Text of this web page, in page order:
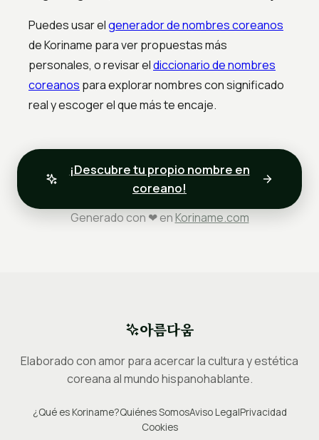
Puedes usar elgenerador de nombres coreanos
de Koriname para ver propuestas más
personales, o revisar eldiccionario de nombres
coreanos para explorar nombres con significado
real y escoger el que más te encaje.
¡Descubre tu propio nombre en
coreano!
Generado con ❤ en Koriname.com
아름다움
Elaborado con amor para acercar la cultura y estética
coreana al mundo hispanohablante.
¿Qué es Koriname?Quiénes SomosAviso LegalPrivacidad
Cookies